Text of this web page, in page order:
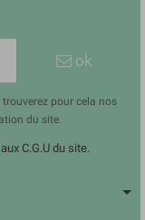
ok
pour cela nos
du site.
C.G.U du site.